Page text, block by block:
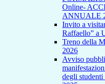
Online-
ANNUALE
Invito a
Raffaello” a
Treno della
2026
Avviso
degli